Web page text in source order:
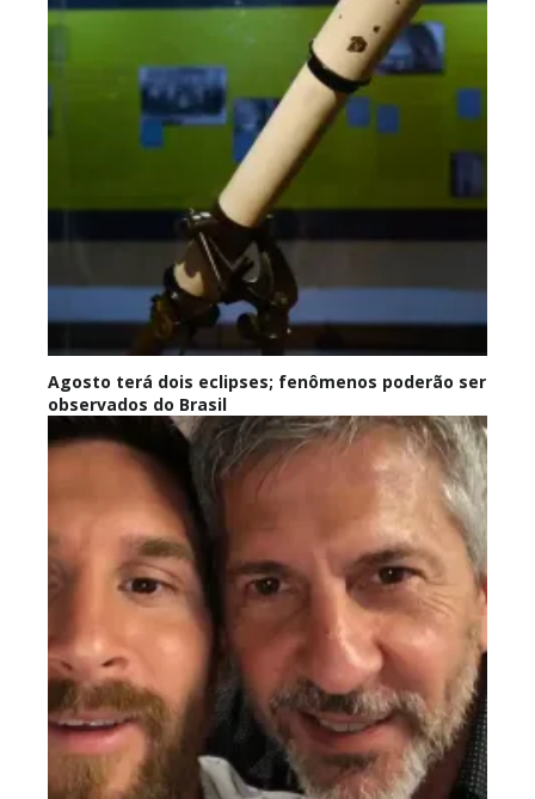
Agosto terá dois eclipses; fenômenos poderão ser
observados do Brasil